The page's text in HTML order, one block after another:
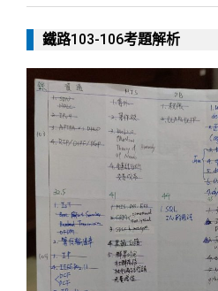
鐵路103-106考題解析